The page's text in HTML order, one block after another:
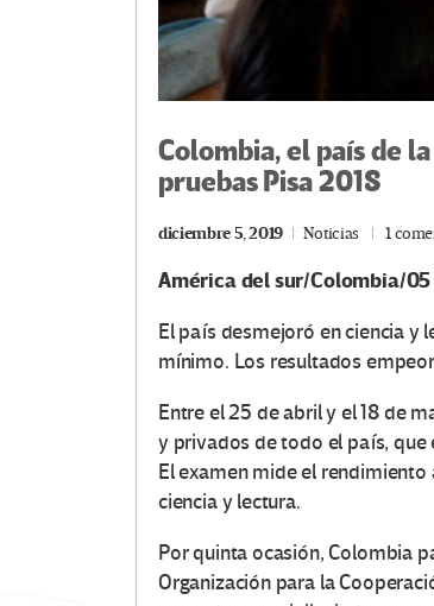
Colombia, el país de
pruebas Pisa 2018
diciembre 5, 2019 Noticias 1
América del sur/Colombia/
El país desmejoró en ciencia y
mínimo. Los resultados
Entre el 25 de abril y el 18 de
y privados de todo el país, que
El examen mide el
ciencia y lectura.
Por quinta ocasión, Colombia
Organización para la